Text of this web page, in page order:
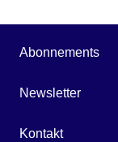
Abonnements
Newsletter
Kontakt